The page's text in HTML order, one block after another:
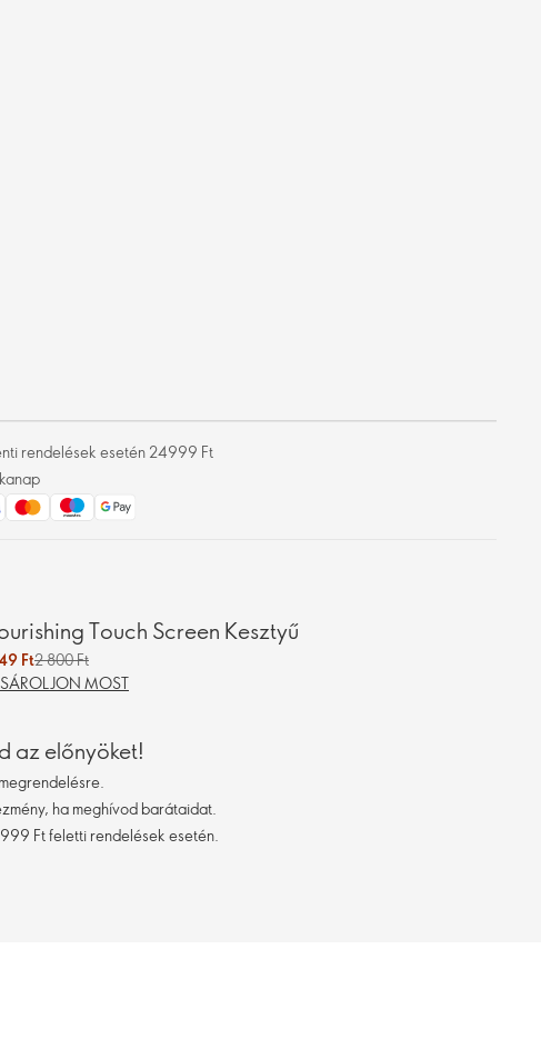
rendelések esetén 24999 Ft
Touch Screen Kesztyű
Ft2 800 Ft
MOST
az előnyöket!
ha meghívod barátaidat.
Ft feletti rendelések esetén.